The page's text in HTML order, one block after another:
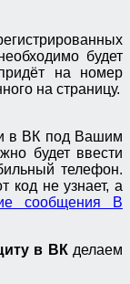
будет
на номер
на страницу.
в ВК под Вашим
будет ввести
телефон.
код не узнает, а
сообщения В
в ВКделаем